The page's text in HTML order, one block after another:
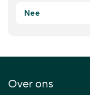
Nee
Over ons